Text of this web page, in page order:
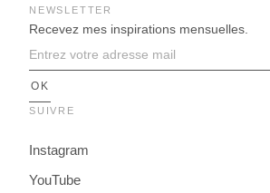
NEWSLETTER
Recevez mes inspirations mensuelles.
SUIVRE
Instagram
YouTube